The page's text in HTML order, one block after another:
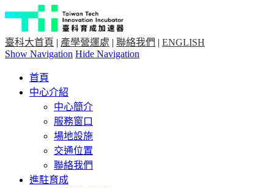
臺科大首頁 | 產學營運處 | 聯絡我們 | ENGLISH
Show Navigation Hide Navigation
首頁
中心介紹
中心簡介
服務窗口
場地設施
交通位置
聯絡我們
進駐育成